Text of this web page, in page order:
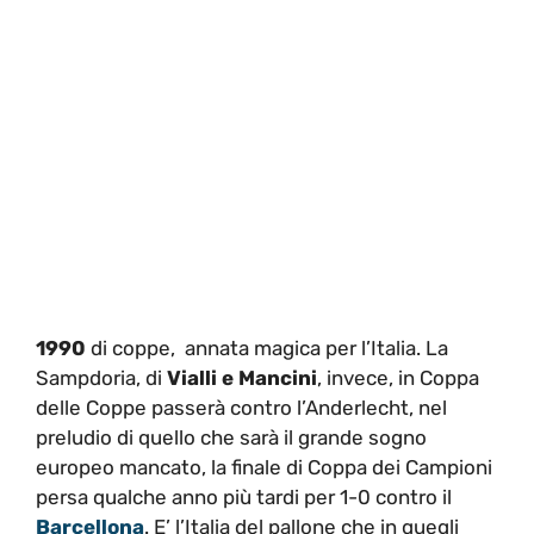
1990 di coppe, annata magica per l’Italia. La
Sampdoria, di Vialli e Mancini, invece, in Coppa
delle Coppe passerà contro l’Anderlecht, nel
preludio di quello che sarà il grande sogno
europeo mancato, la finale di Coppa dei Campioni
persa qualche anno più tardi per 1-0 contro il
Barcellona. E’ l’Italia del pallone che in quegli